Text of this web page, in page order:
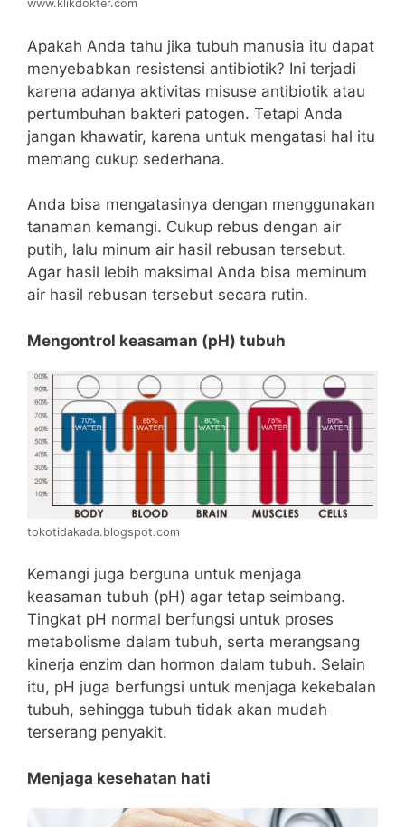
www.klikdokter.com
Apakah Anda tahu jika tubuh manusia itu dapat
menyebabkan resistensi antibiotik? Ini terjadi
karena adanya aktivitas misuse antibiotik atau
pertumbuhan bakteri patogen. Tetapi Anda
jangan khawatir, karena untuk mengatasi hal itu
memang cukup sederhana.
Anda bisa mengatasinya dengan menggunakan
tanaman kemangi. Cukup rebus dengan air
putih, lalu minum air hasil rebusan tersebut.
Agar hasil lebih maksimal Anda bisa meminum
air hasil rebusan tersebut secara rutin.
Mengontrol keasaman (pH) tubuh
tokotidakada.blogspot.com
Kemangi juga berguna untuk menjaga
keasaman tubuh (pH) agar tetap seimbang.
Tingkat pH normal berfungsi untuk proses
metabolisme dalam tubuh, serta merangsang
kinerja enzim dan hormon dalam tubuh. Selain
itu, pH juga berfungsi untuk menjaga kekebalan
tubuh, sehingga tubuh tidak akan mudah
terserang penyakit.
Menjaga kesehatan hati